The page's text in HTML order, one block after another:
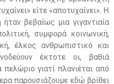
είτε «αποτυχαίνει». Η
βεβαίως μια γιγαντιαία
συμφορά κοινωνική,
έλκος ανθρωπιστικό και
έκτοτε οι, βαθιά
πελώριο γιατί πλανιέται από
παρουσιάζουμε εδώ βρίθει